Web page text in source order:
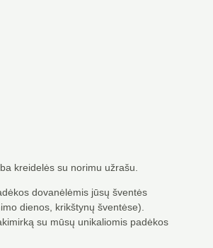
kreidelės su norimu užrašu.
dovanėlėmis jūsų šventės
dienos, krikštynų šventėse).
su mūsų unikaliomis padėkos